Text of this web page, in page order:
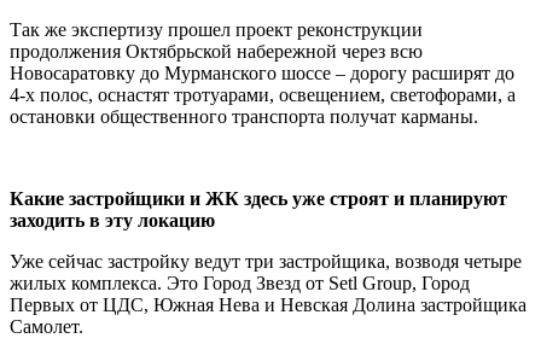
Так же экспертизу прошел проект реконструкции
продолжения Октябрьской набережной через всю
Новосаратовку до Мурманского шоссе – дорогу расширят до
4-х полос, оснастят тротуарами, освещением, светофорами, а
остановки общественного транспорта получат карманы.
Какие застройщики и ЖК здесь уже строят и планируют
заходить в эту локацию
Уже сейчас застройку ведут три застройщика, возводя четыре
жилых комплекса. Это Город Звезд от Setl Group, Город
Первых от ЦДС, Южная Нева и Невская Долина застройщика
Самолет.